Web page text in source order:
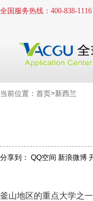
全国服务热线：400-838-1116
当前位置：首页>新西兰
分享到： QQ空间 新浪微博
釜山地区的重点大学之一